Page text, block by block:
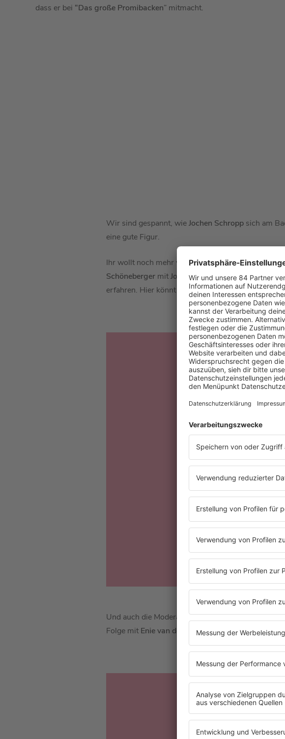
dass er bei “Das große Promibacken” mitmacht.
Wir sind gespannt, wieJochen Schropp sich am
eine gute Figur.
Ihr wollt noch mehr von Jochen Schropperfahren?
Schöneberger mitJochen Schroppan. Dort konnte
erfahren. Hier könnt ihr diePodcast-Folge mit
Und auch die ModeratorinEnie van de Meiklokjes
Folge mit Enie van de Meiklokjesganz einfach